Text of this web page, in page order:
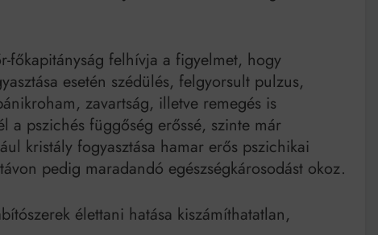
főkapitányság felhívja a figyelmet, hogy
esetén szédülés, felgyorsult pulzus,
zavartság, illetve remegés is
a pszichés függőség erőssé, szinte már
kristály fogyasztása hamar erős pszichikai
pedig maradandó egészségkárosodást okoz.
élettani hatása kiszámíthatatlan,